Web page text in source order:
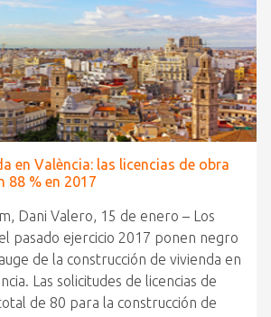
en València: las licencias de obra
88 % en 2017
Dani Valero, 15 de enero – Los
pasado ejercicio 2017 ponen negro
de la construcción de vivienda en
Las solicitudes de licencias de
de 80 para la construcción de